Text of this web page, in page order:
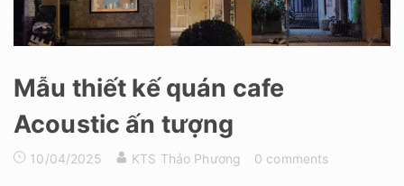
Mẫu thiết kế quán cafe
Acoustic ấn tượng
10/04/2025 KTS Thảo Phương 0 comments